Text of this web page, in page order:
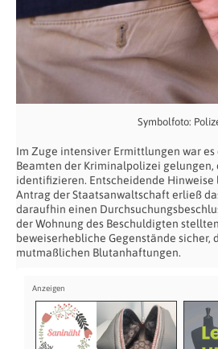
Symbolfoto:
Im Zuge intensiver Ermittlungen war
Beamten der Kriminalpolizei gelungen,
identifizieren. Entscheidende
Antrag der Staatsanwaltschaft erließ
daraufhin einen
der Wohnung des Beschuldigten
beweiserhebliche Gegenstände sicher,
mutmaßlichen Blutanhaftungen.